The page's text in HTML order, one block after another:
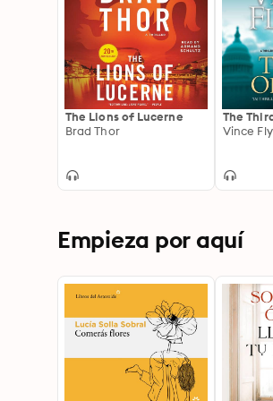
The Lions of Lucerne
Brad Thor
The
Vince
Empieza por aquí